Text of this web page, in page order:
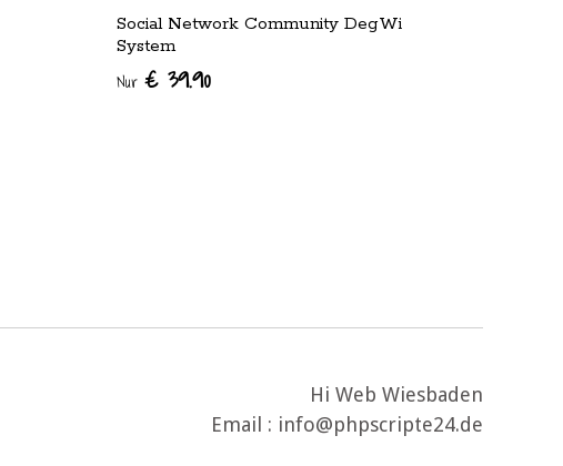
Social Network Community DegWi
System
Nur € 39.90
Hi Web Wiesbaden
Email : info@phpscripte24.de